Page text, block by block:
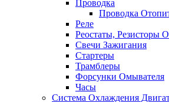
Проводка
Проводка
Реле
Реостаты, Резисторы
Свечи Зажигания
Стартеры
Трамблеры
Форсунки Омывателя
Часы
Система Охлаждения